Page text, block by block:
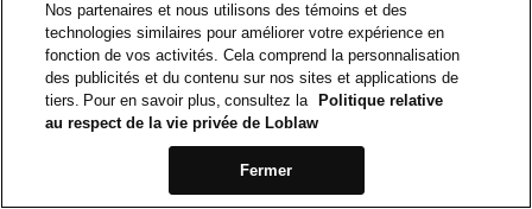
Nos partenaires et nous utilisons des témoins et des
technologies similaires pour améliorer votre expérience en
fonction de vos activités. Cela comprend la personnalisation
des publicités et du contenu sur nos sites et applications de
tiers. Pour en savoir plus, consultez la
Politique relative
au respect de la vie privée de Loblaw
Fermer